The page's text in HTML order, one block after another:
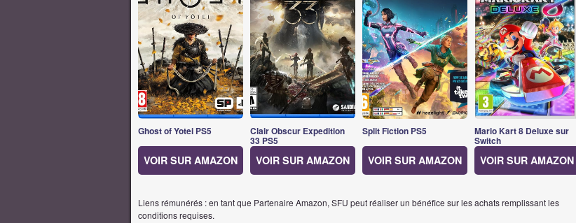
Ghost of Yotei PS5
VOIR SUR AMAZON
Clair Obscur Expedition
33 PS5
VOIR SUR AMAZON
Split Fiction PS5
VOIR SUR AMAZON
Mario Kart 8 Deluxe sur
Switch
VOIR SUR AMAZON
Liens rémunérés : en tant que Partenaire Amazon, SFU peut réaliser un bénéfice sur les achats remplissant les
conditions requises.